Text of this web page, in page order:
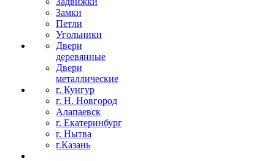
Замки
Петли
Угольники
Двери
деревянные
Двери
металлические
г. Кунгур
г. Н. Новгород
Алапаевск
г. Екатеринбург
г. Нытва
г.Казань